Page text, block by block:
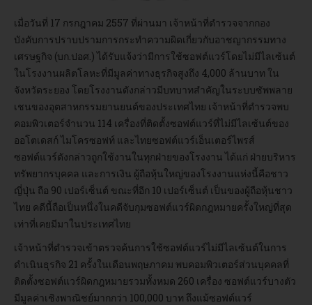
เมื่อวันที่ 17 กรกฎาคม 2557 ที่ผ่านมา เจ้าหน้าที่ตำรวจจากกอง
บังคับการปราบปรามการกระทำความผิดเกี่ยวกับอาชญากรรมทาง
เศรษฐกิจ (บก.ปอศ.) ได้รับแจ้งว่ามีการใช้ซอฟต์แวร์โดยไม่มีไลเซ้นต์
ในโรงงานผลิตโลหะที่มีมูลค่าทางธุรกิจสูงถึง 4,000 ล้านบาท ใน
จังหวัดระยอง โดยโรงงานดังกล่าวมีบทบาทสำคัญในระบบซัพพลาย
เชนของอุตสาหกรรมยานยนต์ของประเทศไทย เจ้าหน้าที่ตำรวจพบ
คอมพิวเตอร์จำนวน 114 เครื่องที่ติดตั้งซอฟต์แวร์ที่ไม่มีไลเซ้นต์ของ
ออโตเดสก์ ไมโครซอฟท์ และไทยซอฟต์แวร์เอ็นเตอร์ไพรส์
ซอฟต์แวร์ดังกล่าวถูกใช้งานในทุกฝ่ายของโรงงาน ได้แก่ ฝ่ายบริหาร
ทรัพยากรบุคคล และการเงิน ผู้ถือหุ้นใหญ่ของโรงงานแห่งนี้คือชาว
ญี่ปุ่น ถือ 90 เปอร์เซ็นต์ ขณะที่อีก 10 เปอร์เซ็นต์ เป็นของผู้ถือหุ้นชาว
ไทย คดีนี้ถือเป็นหนึ่งในคดีจับกุมซอฟต์แวร์ผิดกฎหมายครั้งใหญ่ที่สุด
เท่าที่เคยมีมาในประเทศไทย
เจ้าหน้าที่ตำรวจเข้าตรวจค้นการใช้ซอฟต์แวร์ไม่มีไลเซ้นต์ในการ
ดำเนินธุรกิจ 21 ครั้งในเดือนพฤษภาคม พบคอมพิวเตอร์ส่วนบุคคลที่
ติดตั้งซอฟต์แวร์ผิดกฎหมายรวมทั้งหมด 260 เครื่อง ซอฟต์แวร์บางตัว
มีมูลค่าเชิงพาณิชย์มากกว่า 100,000 บาท ถึงแม้ซอฟต์แวร์